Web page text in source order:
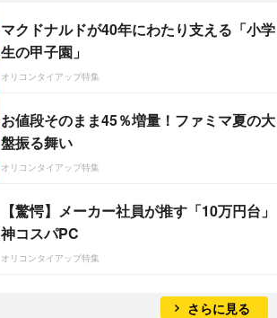
マクドナルドが40年にわたり支える「小学
生の甲子園」
オリコンタイアップ特集
お値段そのまま45％増量！ファミマ夏の大
盤振る舞い
オリコンタイアップ特集
【驚愕】メーカー社員が推す「10万円台」
神コスパPC
オリコンタイアップ特集
さらに見る